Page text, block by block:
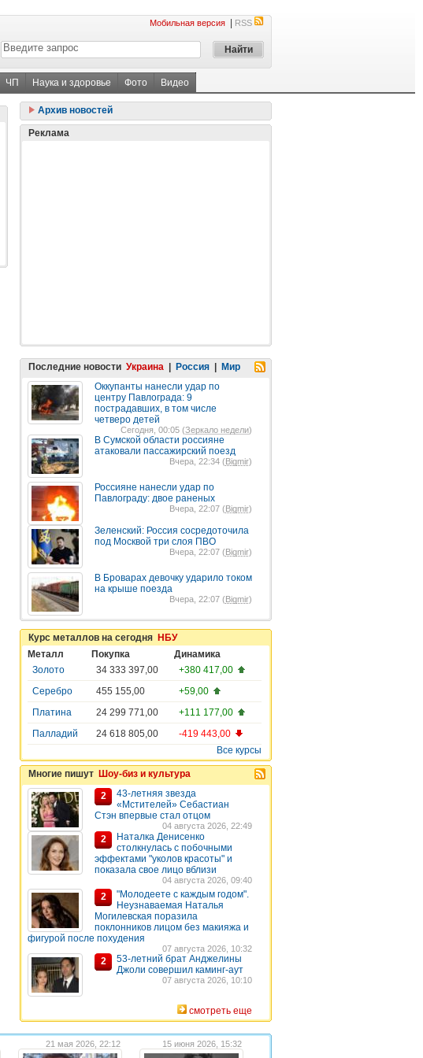
Мобильная версия RSS
ЧП Наука и здоровье Фото Видео
Архив новостей
Реклама
Последние новости Украина Россия
Мир
Оккупанты нанесли удар по
центру Павлограда: 9
пострадавших, в том числе
четверо детей
Сегодня, 00:05 (Зеркало недели)
В Сумской области россияне
атаковали пассажирский поезд
Вчера, 22:34 (Bigmir)
Россияне нанесли удар по
Павлограду: двое раненых
Вчера, 22:07 (Bigmir)
Зеленский: Россия сосредоточила
под Москвой три слоя ПВО
Вчера, 22:07 (Bigmir)
В Броварах девочку ударило током
на крыше поезда
Вчера, 22:07 (Bigmir)
Курс металлов на сегодня НБУ
Металл
Покупка
Динамика
Золото
34 333 397,00
+380 417,00
Серебро
455 155,00
+59,00
Платина
24 299 771,00
+111 177,00
Палладий
24 618 805,00
-419 443,00
Все курсы
Многие пишут Шоу-биз и культура
2
43-летняя звезда
«Мстителей» Себастиан
Стэн впервые стал отцом
04 августа 2026, 22:49
2
Наталка Денисенко
столкнулась с побочными
эффектами "уколов красоты" и
показала свое лицо вблизи
04 августа 2026, 09:40
2
"Молодеете с каждым годом".
Неузнаваемая Наталья
Могилевская поразила
поклонников лицом без макияжа и
фигурой после похудения
07 августа 2026, 10:32
2
53-летний брат Анджелины
Джоли совершил каминг-аут
07 августа 2026, 10:10
смотреть еще
21 мая 2026, 22:12 15 июня 2026, 15:32